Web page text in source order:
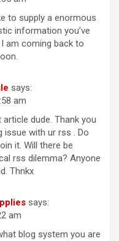
to supply a enormous
information you’ve
am coming back to
says:
am
dude. Thank you
issue with ur rss . Do
it. Will there be
rss dilemma? Anyone
Thnkx
says:
am
blog system you are